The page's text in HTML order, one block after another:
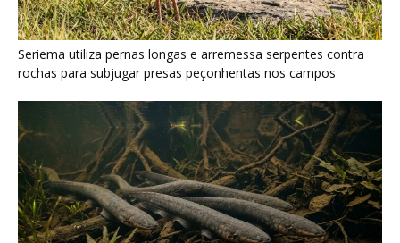
Poraquê sincroniza descargas elétricas em grupo para
amplificar campo elétrico e atordoar cardumes de peixes
maiores na Amazônia